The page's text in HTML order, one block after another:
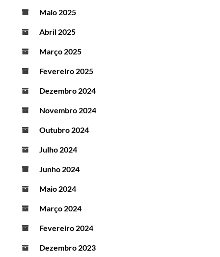
Maio 2025
Abril 2025
Março 2025
Fevereiro 2025
Dezembro 2024
Novembro 2024
Outubro 2024
Julho 2024
Junho 2024
Maio 2024
Março 2024
Fevereiro 2024
Dezembro 2023